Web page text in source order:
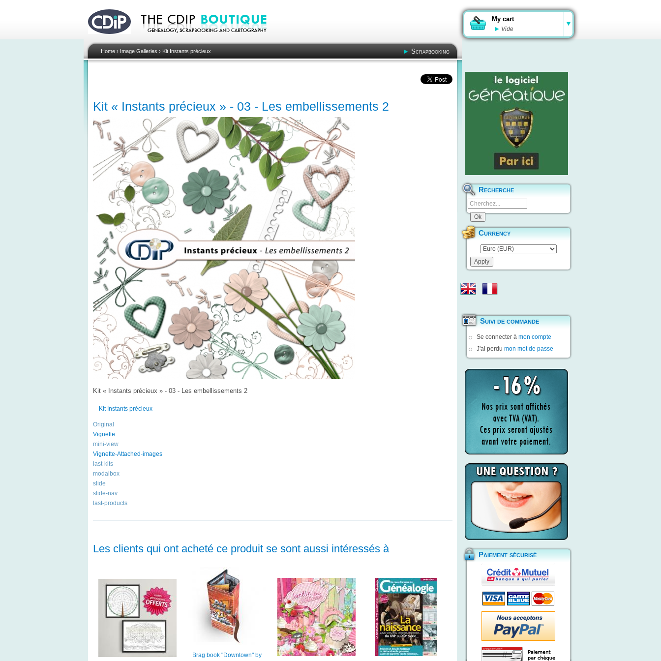
My cart
Vide
Home› Image Galleries › Kit Instants précieux Scrapbooking
Kit « Instants précieux » - 03 - Les embellissements 2
Kit « Instants précieux » - 03 - Les embellissements 2
Kit Instants précieux
Original
Vignette
mini-view
Vignette-Attached-images
last-kits
modalbox
slide
slide-nav
last-products
Les clients qui ont acheté ce produit se sont aussi intéressés à
Brag book "Downtown" by
Recherche
Currency
Suivi de commande
Se connecter à mon compte
J'ai perdu mon mot de passe
Paiement sécurisé